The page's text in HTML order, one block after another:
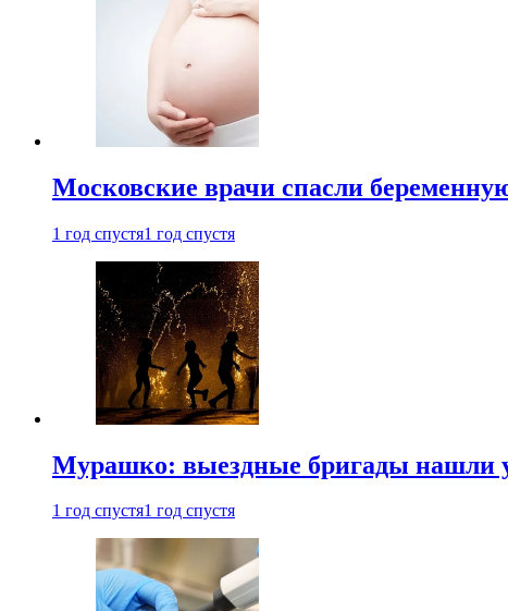
Московские врачи спасли
1 год спустя1 год спустя
Мурашко: выездные бригады нашли у
1 год спустя1 год спустя